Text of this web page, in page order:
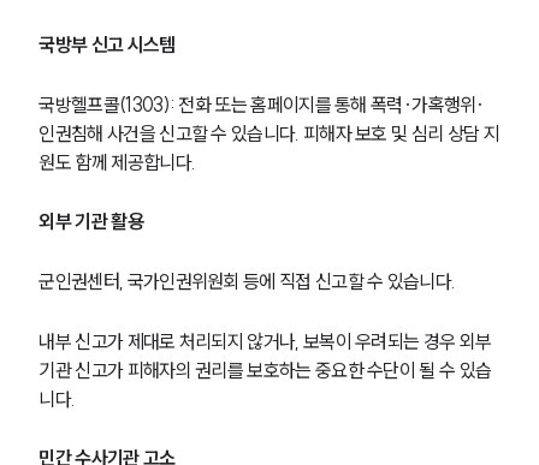
국방부 신고 시스템
국방헬프콜(1303): 전화 또는 홈페이지를 통해 폭력·가혹행위·
인권침해 사건을 신고할 수 있습니다. 피해자 보호 및 심리 상담 지
원도 함께 제공합니다.
외부 기관 활용
군인권센터, 국가인권위원회 등에 직접 신고할 수 있습니다.
내부 신고가 제대로 처리되지 않거나, 보복이 우려되는 경우 외부
기관 신고가 피해자의 권리를 보호하는 중요한 수단이 될 수 있습
니다.
민간 수사기관 고소